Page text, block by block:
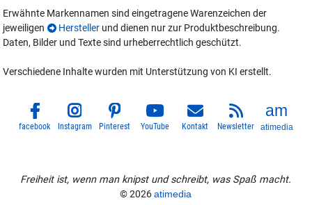
Erwähnte Markennamen sind eingetragene Warenzeichen der
jeweiligen
Hersteller und dienen nur zur Produktbeschreibung.
Daten, Bilder und Texte sind urheberrechtlich geschützt.
Verschiedene Inhalte wurden mit Unterstützung von KI erstellt.
facebook Instagram Pinterest YouTube Kontakt Newsletter atimedia
Freiheit ist, wenn man knipst und schreibt, was Spaß macht.
© 2026atimedia